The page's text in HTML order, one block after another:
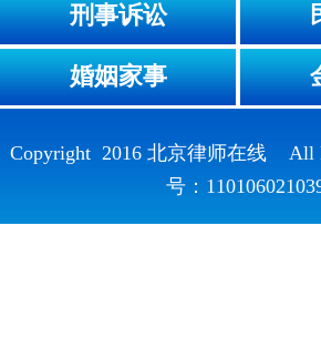
刑事诉讼
婚姻家事
Copyright 2016 北京律师在线 All
号：